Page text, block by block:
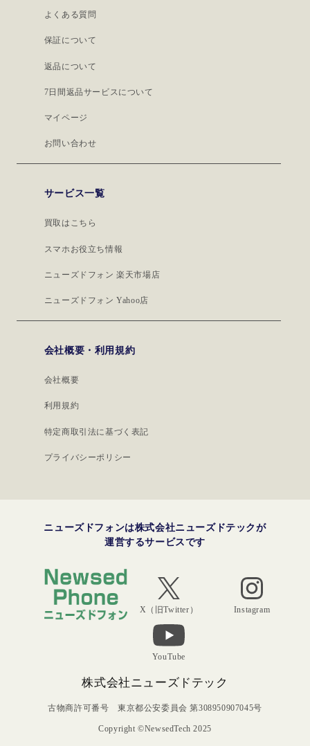
よくある質問
保証について
返品について
7日間返品サービスについて
マイページ
お問い合わせ
サービス一覧
買取はこちら
スマホお役立ち情報
ニューズドフォン 楽天市場店
ニューズドフォン Yahoo店
会社概要・利用規約
会社概要
利用規約
特定商取引法に基づく表記
プライバシーポリシー
ニューズドフォンは株式会社ニューズドテックが
運営するサービスです
X（旧Twitter） Instagram
YouTube
株式会社ニューズドテック
古物商許可番号 東京都公安委員会 第308950907045号
Copyright ©NewsedTech 2025